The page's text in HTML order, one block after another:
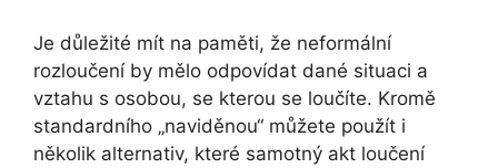
Je důležité mít na paměti, že neformální
rozloučení by mělo odpovídat dané situaci a
vztahu s osobou, se kterou se loučíte. Kromě
standardního „naviděnou“ můžete použít i
několik alternativ, které samotný akt loučení